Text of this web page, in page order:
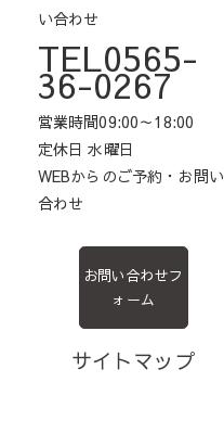
い合わせ
TEL0565-
36-0267
営業時間09:00～18:00
定休日 水曜日
WEBからのご予約・お問い
合わせ
お問い合わせフ
ォーム
サイトマップ